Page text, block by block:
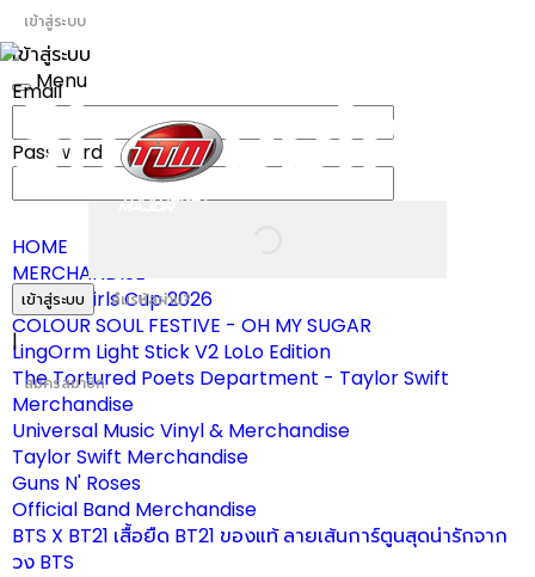
เข้าสู่ระบบ
เข้าสู่ระบบ
Email
Password
เข้าสู่ระบบ ลืมรหัสผ่าน?
|
สมัครสมาชิก
Toggle
Menu
HOME
MERCHANDISE
ผ้าเชียร์ Girls Cup 2026
COLOUR SOUL FESTIVE - OH MY SUGAR
LingOrm Light Stick V2 LoLo Edition
The Tortured Poets Department - Taylor Swift
Merchandise
Universal Music Vinyl & Merchandise
Taylor Swift Merchandise
Guns N' Roses
Official Band Merchandise
BTS X BT21 เสื้อยืด BT21 ของแท้ ลายเส้นการ์ตูนสุดน่ารักจาก
วง BTS